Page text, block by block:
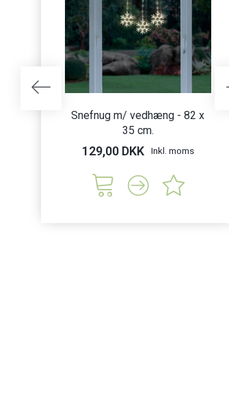
Snefnug m/ vedhæng - 82 x
35 cm.
129,00 DKK Inkl. moms